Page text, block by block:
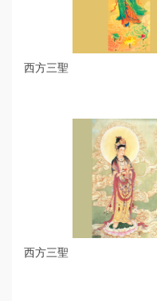
西方三聖
西方三聖